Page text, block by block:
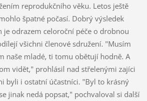
reprodukčního věku. Letos ještě
špatné počasí. Dobrý výsledek
je odrazem celoroční péče o drobnou
všichni členové sdružení. "Musím
naše mladé, ti tomu obětují hodně. A
vidět," prohlásil nad střelenými zajíci
byli i ostatní účastníci. "Byl to krásný
jinak nedá popsat," pochvaloval si další